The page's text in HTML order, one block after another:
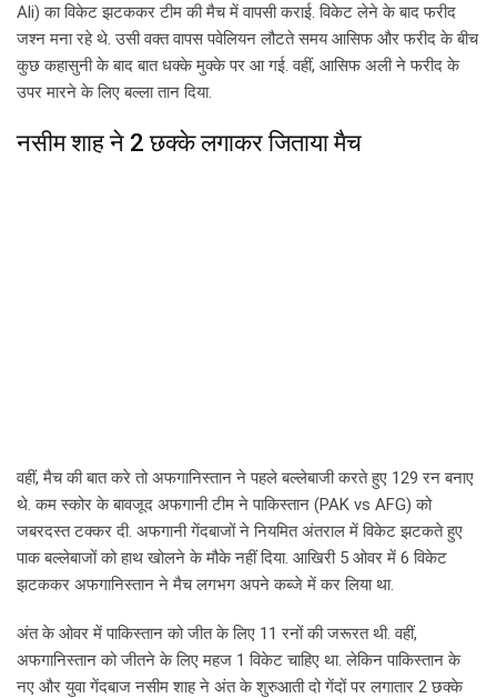
Ali) का विकेट झटककर टीम की मैच में वापसी कराई. विकेट लेने के बाद फरीद
जश्न मना रहे थे. उसी वक्त वापस पवेलियन लौटते समय आसिफ और फरीद के बीच
कुछ कहासुनी के बाद बात धक्के मुक्के पर आ गई. वहीं, आसिफ अली ने फरीद के
उपर मारने के लिए बल्ला तान दिया.
नसीम शाह ने 2 छक्के लगाकर जिताया मैच
वहीं, मैच की बात करे तो अफगानिस्तान ने पहले बल्लेबाजी करते हुए 129 रन बनाए
थे. कम स्कोर के बावजूद अफगानी टीम ने पाकिस्तान (PAK vs AFG) को
जबरदस्त टक्कर दी. अफगानी गेंदबाजों ने नियमित अंतराल में विकेट झटकते हुए
पाक बल्लेबाजों को हाथ खोलने के मौके नहीं दिया. आखिरी 5 ओवर में 6 विकेट
झटककर अफगानिस्तान ने मैच लगभग अपने कब्जे में कर लिया था.
अंत के ओवर में पाकिस्तान को जीत के लिए 11 रनों की जरूरत थी. वहीं,
अफगानिस्तान को जीतने के लिए महज 1 विकेट चाहिए था. लेकिन पाकिस्तान के
नए और युवा गेंदबाज नसीम शाह ने अंत के शुरुआती दो गेंदों पर लगातार 2 छक्के